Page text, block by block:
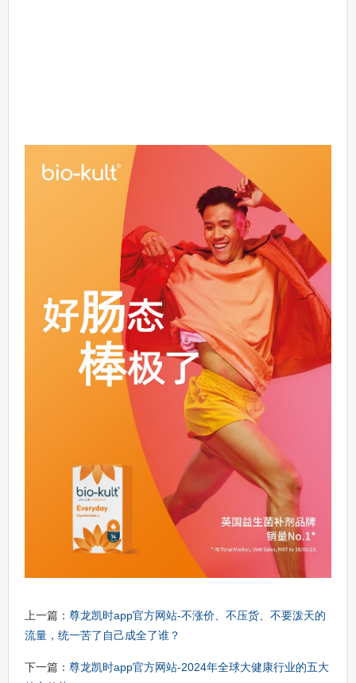
上一篇： 尊龙凯时app官方网站-不涨价、不压货、不要泼天的
流量，统一苦了自己成全了谁？
下一篇： 尊龙凯时app官方网站-2024年全球大健康行业的五大